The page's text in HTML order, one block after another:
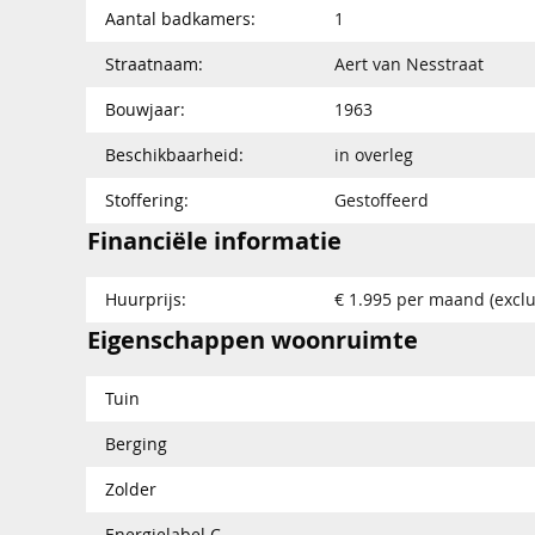
Aantal badkamers:
1
Straatnaam:
Aert van Nesstraat
Bouwjaar:
1963
Beschikbaarheid:
in overleg
Stoffering:
Gestoffeerd
Financiële informatie
Huurprijs: € 1.995 per maand
Eigenschappen woonruimte
Tuin
Berging
Zolder